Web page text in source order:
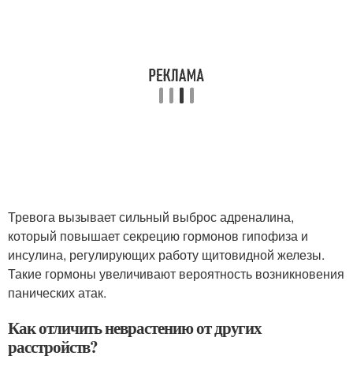
Тревога вызывает сильный выброс адреналина,
который повышает секрецию гормонов гипофиза и
инсулина, регулирующих работу щитовидной железы.
Такие гормоны увеличивают вероятность возникновения
панических атак.
Как отличить неврастению от других
расстройств?